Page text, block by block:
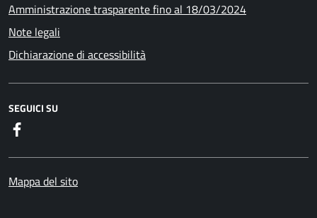
Amministrazione trasparente fino al 18/03/2024
Note legali
Dichiarazione di accessibilità
SEGUICI SU
Mappa del sito